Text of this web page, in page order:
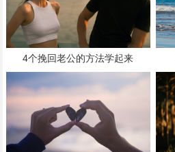
4个挽回老公的方法学起来